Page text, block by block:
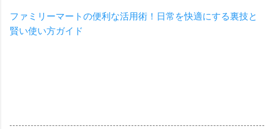
ファミリーマートの便利な活用術！日常を快適にする裏技と
賢い使い方ガイド